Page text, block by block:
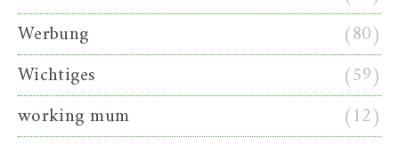
Werbung
(80)
Wichtiges
(59)
working mum
(12)